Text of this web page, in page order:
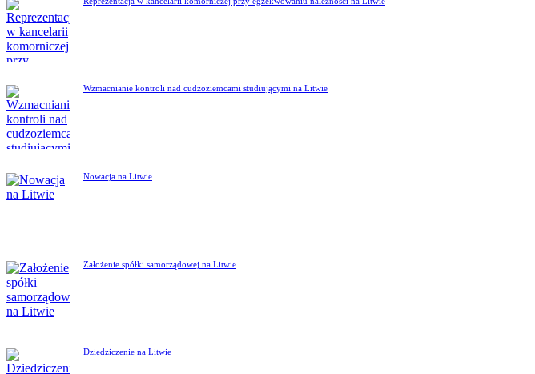
Wzmacnianie kontroli nad cudzoziemcami studiującymi na Litwie
Nowacja na Litwie
Założenie spółki samorządowej na Litwie
Dziedziczenie na Litwie